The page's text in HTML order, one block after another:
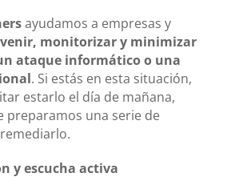
ayudamos a empresas y
monitorizar y minimizar
ataque informático o una
. Si estás en esta situación,
estarlo el día de mañana,
preparamos una serie de
y escucha activa